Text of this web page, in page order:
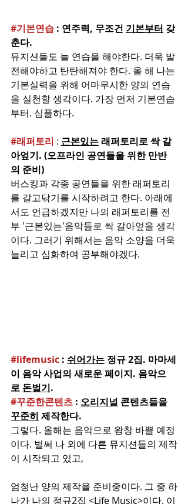
#기본연습 : 연주력, 무조건 기본부터 갖
춘다.
뮤지션들도 늘 연습을 해야한다. 더욱 발
전해야하고 탄탄해져야 한다. 올 해 나는
기본실력을 위해 어마무시한 양의 연습
을 실천할 생각이다. 가장 먼저 기본연습
부터. 심플하다.
#래퍼토리 : 근본있는 래퍼토리로 싹 갈
아엎기. (오프라인 공연들을 위한 만반
의 준비)
버스킹과 각종 공연들을 위한 래퍼토리
를 갈고닦기를 시작하려고 한다. 아래에
서도 언급하겠지만 나의 래퍼토리를 전
부 '근본있는'음악들로 싹 갈아엎을 생각
이다. 그러기 위해서는 음악 소양을 더욱
늘리고 심화하여 공부해야겠다.
#lifemusic : 쉬어가는 정규 2집. 마마세
이 음악 사업의 새로운 페이지. 음악으
로 돈벌기.
#꾸준한콘텐츠 : 오리지널 콘텐츠들을
꾸준히 제작한다.
그렇다. 올해는 음악으로 왕창 바쁠 예정
이다. 벌써 나 외에 다른 뮤지션들의 제작
이 시작되고 있고,
엄청난 양의 제작을 준비중이다. 그 중 하
나가 나의 정규2집 <Life Music>이다. 이